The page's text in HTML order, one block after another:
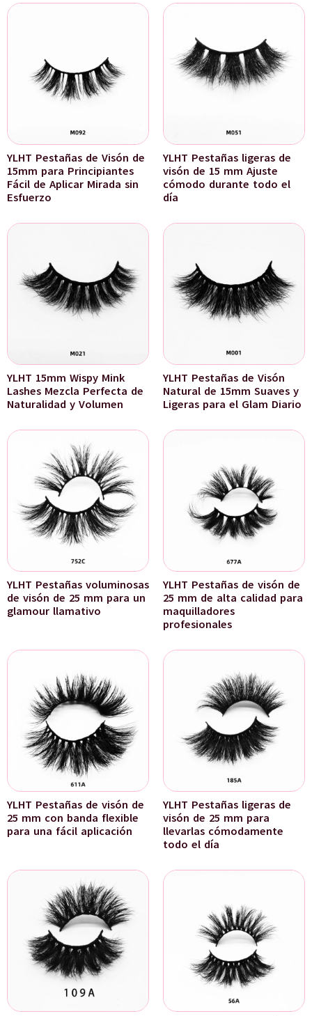
YLHT Pestañas de Visón de
15mm para Principiantes
Fácil de Aplicar Mirada sin
Esfuerzo
YLHT Pestañas ligeras de
visón de 15 mm Ajuste
cómodo durante todo el
día
YLHT 15mm Wispy Mink
Lashes Mezcla Perfecta de
Naturalidad y Volumen
YLHT Pestañas de Visón
Natural de 15mm Suaves y
Ligeras para el Glam Diario
YLHT Pestañas voluminosas
de visón de 25 mm para un
glamour llamativo
YLHT Pestañas de visón de
25 mm de alta calidad para
maquilladores
profesionales
YLHT Pestañas de visón de
25 mm con banda flexible
para una fácil aplicación
YLHT Pestañas ligeras de
visón de 25 mm para
llevarlas cómodamente
todo el día